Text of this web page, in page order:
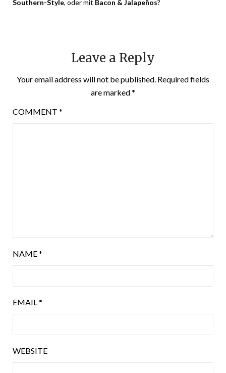
Southern-Style, oder mit Bacon & Jalapeños?
Leave a Reply
Your email address will not be published. Required fields
are marked*
COMMENT *
NAME*
EMAIL*
WEBSITE